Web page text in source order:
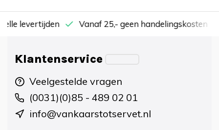
levertijden Vanaf 25,- geen handelingskosten
Klantenservice
Veelgestelde vragen
(0031)(0)85 - 489 02 01
info@vankaarstotservet.nl